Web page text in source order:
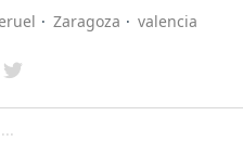
Zaragoza valencia